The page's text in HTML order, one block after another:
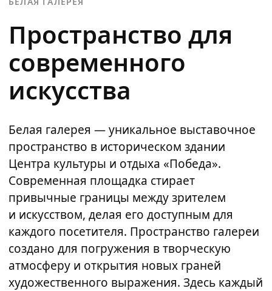
Пространство для
современного
искусства
Белая галерея — уникальное выставочное
пространство в историческом здании
Центра культуры и отдыха «Победа».
Современная площадка стирает
привычные границы между зрителем
и искусством, делая его доступным для
каждого посетителя. Пространство галереи
создано для погружения в творческую
атмосферу и открытия новых граней
художественного выражения. Здесь каждый